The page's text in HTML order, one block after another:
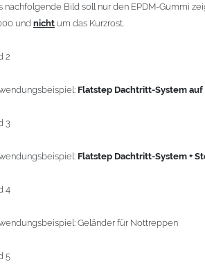
nachfolgende Bild soll nur den EPDM-Gummi
und nicht um das Kurzrost.
2
Flatstep Dachtritt-System
3
Flatstep Dachtritt-System +
4
Geländer für Nottreppen
5